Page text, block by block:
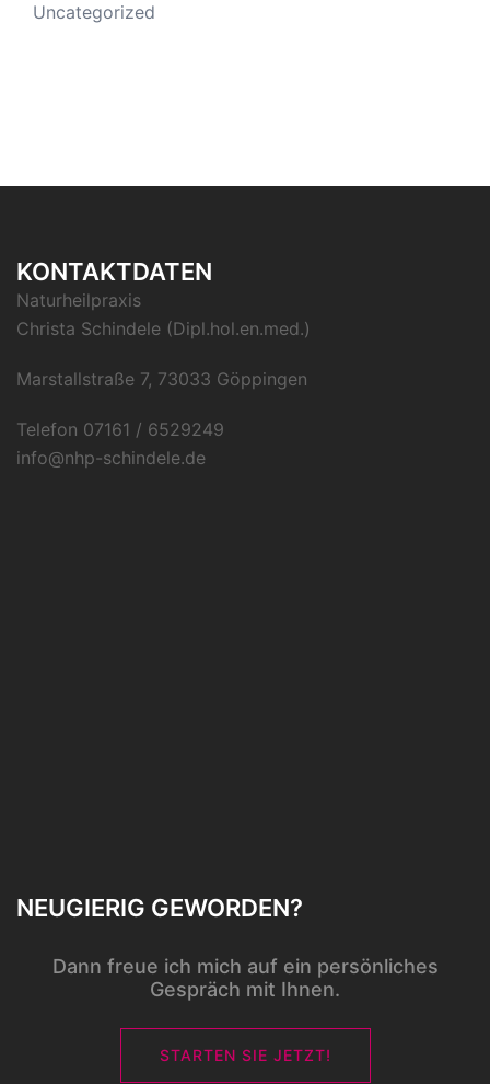
Uncategorized
KONTAKTDATEN
Naturheilpraxis
Christa Schindele (Dipl.hol.en.med.)
Marstallstraße 7, 73033 Göppingen
Telefon 07161 / 6529249
info@nhp-schindele.de
NEUGIERIG GEWORDEN?
Dann freue ich mich auf ein persönliches
Gespräch mit Ihnen.
STARTEN SIE JETZT!